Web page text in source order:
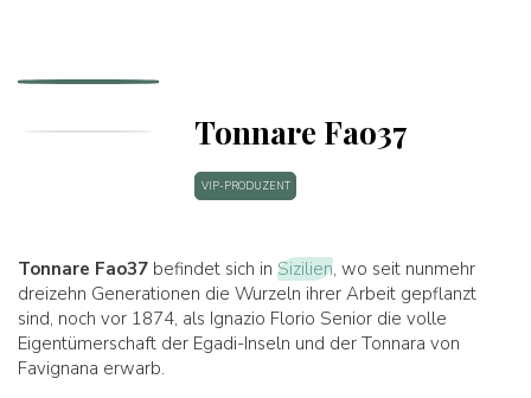
Tonnare Fao37
VIP-PRODUZENT
Tonnare Fao37 befindet sich in Sizilien, wo seit nunmehr
dreizehn Generationen die Wurzeln ihrer Arbeit gepflanzt
sind, noch vor 1874, als Ignazio Florio Senior die volle
Eigentümerschaft der Egadi-Inseln und der Tonnara von
Favignana erwarb.